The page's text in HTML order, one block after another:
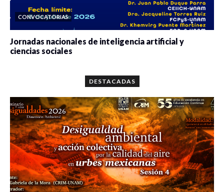
CONVOCATORIAS
Jornadas nacionales de inteligencia artificial y
ciencias sociales
DESTACADAS